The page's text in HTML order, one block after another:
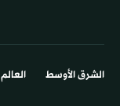
الشرق الأوسط​ العالم